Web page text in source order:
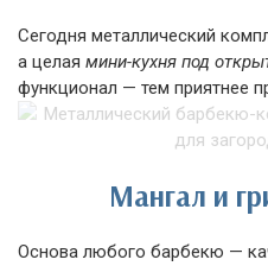
Сегодня металлический
а целая мини-кухня под
функционал — тем приятнее
Мангал и
Основа любого барбекю —